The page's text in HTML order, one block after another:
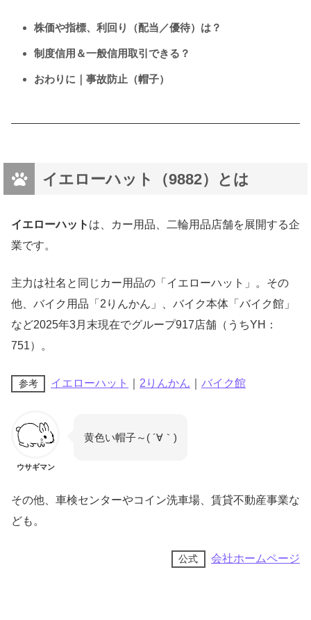
株価や指標、利回り（配当／優待）は？
制度信用＆一般信用取引できる？
おわりに｜事故防止（帽子）
イエローハット（9882）とは
イエローハット は、カー用品、二輪用品店舗を展開する企
業です。
主力は社名と同じカー用品の「イエローハット」。その
他、バイク用品「2りんかん」、バイク本体「バイク館」
など2025年3月末現在でグループ917店舗（うちYH：
751）。
参考 イエローハット 2りんかん ｜バイク館
ウサギマン
黄色い帽子～( ´∀｀)
その他、車検センターやコイン洗車場、賃貸不動産事業な
ども。
公式 会社ホームページ